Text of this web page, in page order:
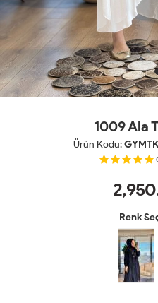
1009 Ala
Ürün Kodu:
Renk